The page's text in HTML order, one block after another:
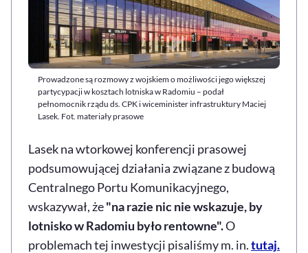
Prowadzone są rozmowy z wojskiem o możliwości jego większej
partycypacji w kosztach lotniska w Radomiu – podał
pełnomocnik rządu ds. CPK i wiceminister infrastruktury Maciej
Lasek. Fot. materiały prasowe
Lasek na wtorkowej konferencji prasowej
podsumowującej działania związane z budową
Centralnego Portu Komunikacyjnego,
wskazywał, że"na razie nic nie wskazuje, by
lotnisko w Radomiu było rentowne".O
problemach tej inwestycji pisaliśmy m. in.tutaj.